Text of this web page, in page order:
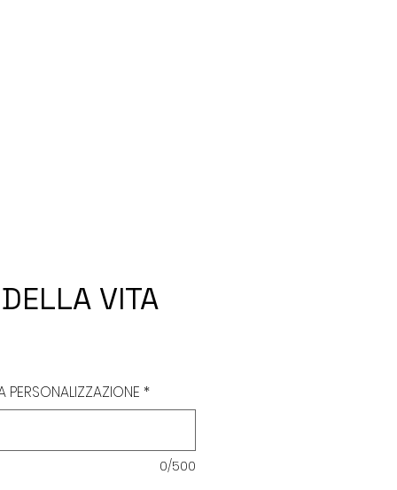
VITA
PERSONALIZZAZIONE *
0/500